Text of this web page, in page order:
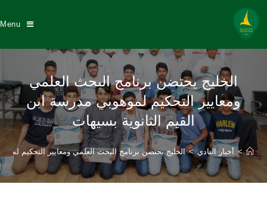
Menu
الخليج يحتضن برنامج البحث العلمي
ومعايير التحكيم لموهوبي مدرسة ابن
القيم الثانوية بسيهات
> أخبار النادي > الخليج يحتضن برنامج البحث العلمي ومعايير التحكيم